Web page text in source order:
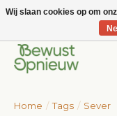
Wij bieden het grootste
Home / Tags / Sever
Wij slaan cookies op om